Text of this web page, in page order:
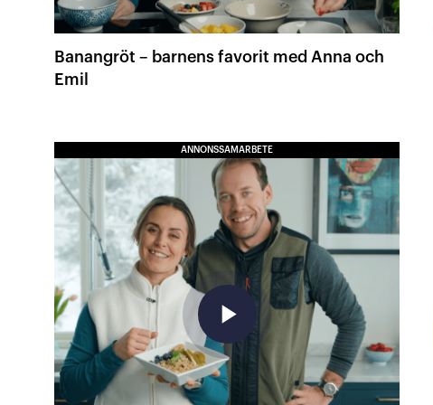
Banangröt – barnens favorit med Anna och
Emil
ANNONSSAMARBETE
play_arrow